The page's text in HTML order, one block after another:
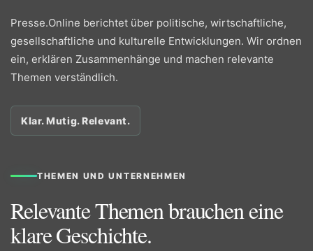
Presse.Online berichtet über politische, wirtschaftliche,
gesellschaftliche und kulturelle Entwicklungen. Wir ordnen
ein, erklären Zusammenhänge und machen relevante
Themen verständlich.
Klar. Mutig. Relevant.
THEMEN UND UNTERNEHMEN
Relevante Themen brauchen eine
klare Geschichte.